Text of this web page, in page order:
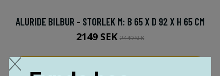
ALURIDE BILBUR - STORLEK M: B 65 X D 92 X H 65 CM
2149 SEK2449 SEK
MER INFO!